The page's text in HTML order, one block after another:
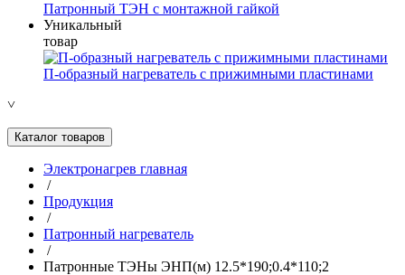
Патронный ТЭН с монтажной гайкой
Уникальный
товар
П-образный нагреватель с прижимными пластинами
˅
Каталог товаров
Электронагрев главная
/
Продукция
/
Патронный нагреватель
/
Патронные ТЭНы ЭНП(м) 12.5*190;0.4*110;2